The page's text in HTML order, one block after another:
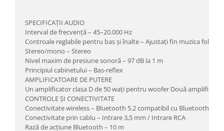
SPECIFICAȚII AUDIO
Interval de frecvență – 45–20.000 Hz
Controale reglabile pentru bas și înalte – Ajustați fin muzica
Stereo/mono – Stereo
Nivel maxim de presiune sonoră – 97 dB la 1 m
Principiul cabinetului – Bas-reflex
AMPLIFICATOARE DE PUTERE
Un amplificator clasa D de 50 wați pentru woofer Două
CONTROLE ȘI CONECTIVITATE
Conectivitate wireless – Bluetooth 5.2 compatibil cu Bluetooth LE
Conectivitate prin cablu – Intrare 3,5 mm / Intrare RCA
Rază de acțiune Bluetooth – 10 m